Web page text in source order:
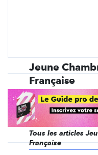
Jeune
Française
Engager la
former à la prise de
changement
Tous les articles
Française